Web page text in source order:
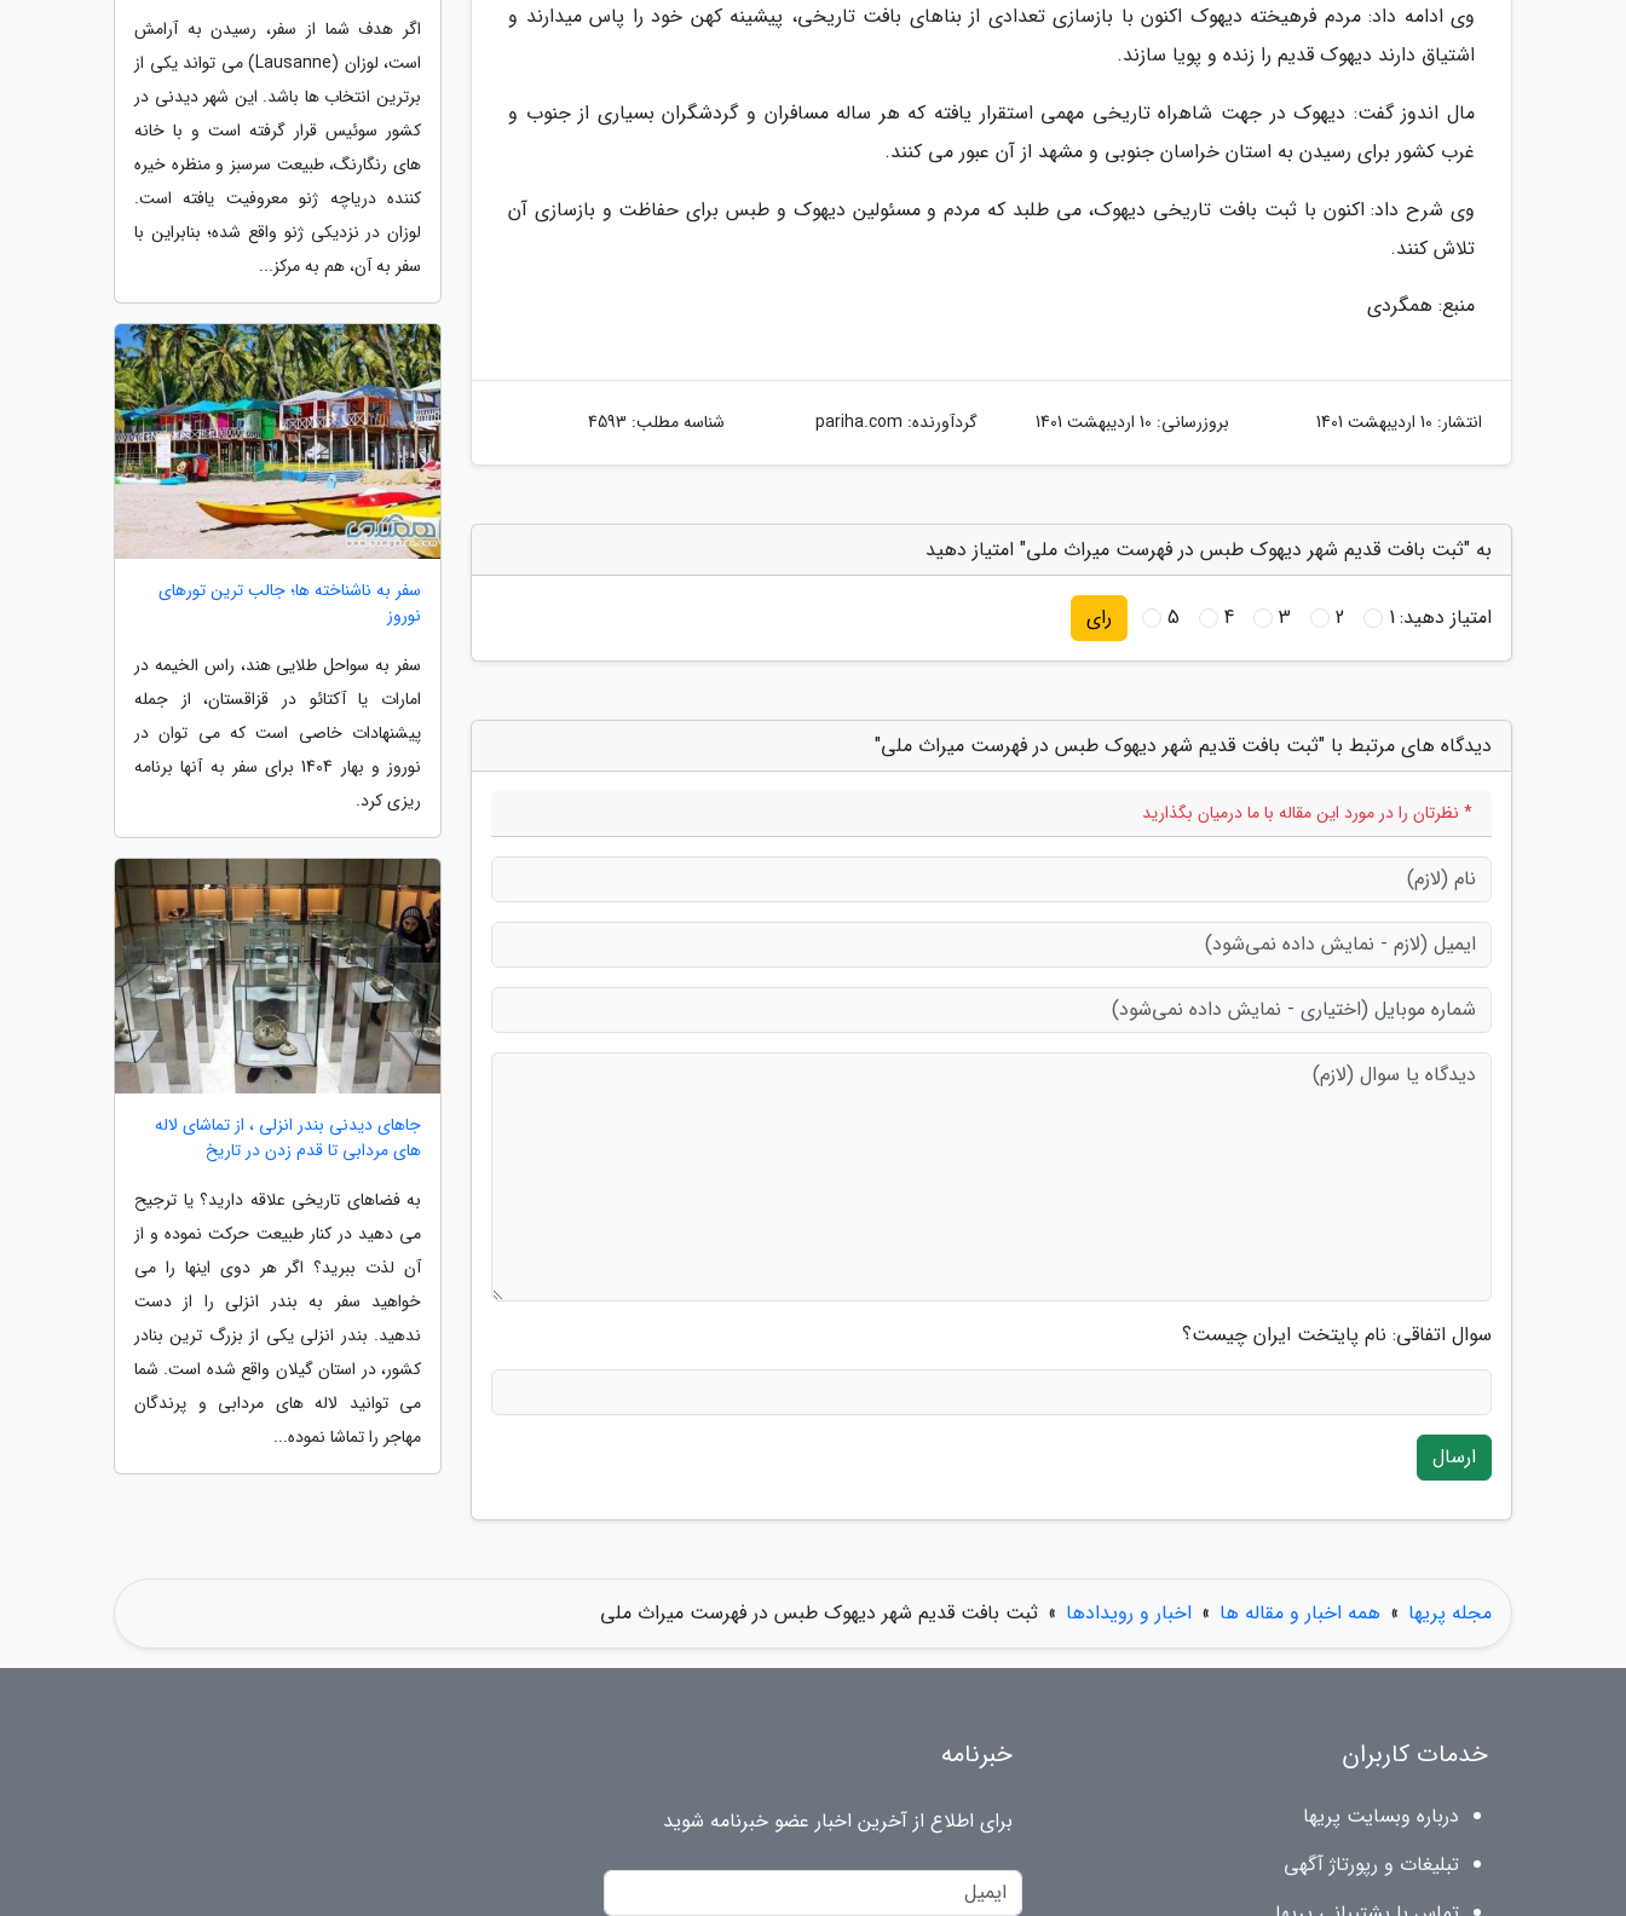
وی ادامه داد: مردم فرهیخته دیهوک اکنون با بازسازی تعدادی از بناهای بافت تاریخی، پیشینه کهن خود را پاس میدارند و
اشتیاق دارند دیهوک قدیم را زنده و پویا سازند.
مال اندوز گفت: دیهوک در جهت شاهراه تاریخی مهمی استقرار یافته که هر ساله مسافران و گردشگران بسیاری از جنوب و
غرب کشور برای رسیدن به استان خراسان جنوبی و مشهد از آن عبور می کنند.
وی شرح داد: اکنون با ثبت بافت تاریخی دیهوک، می طلبد که مردم و مسئولین دیهوک و طبس برای حفاظت و بازسازی آن
تلاش کنند.
منبع: همگردی
انتشار: 10 اردیبهشت 1401 بروزرسانی: 10 اردیبهشت 1401 گردآورنده: pariha.com شناسه مطلب: 4593
به "ثبت بافت قدیم شهر دیهوک طبس در فهرست میراث ملی" امتیاز دهید
امتیاز دهید:1
2
3
4
5 رای
دیدگاه های مرتبط با "ثبت بافت قدیم شهر دیهوک طبس در فهرست میراث ملی"
* نظرتان را در مورد این مقاله با ما درمیان بگذارید
سوال اتفاقی: نام پایتخت ایران چیست؟
ارسال
اگر هدف شما از سفر، رسیدن به آرامش
است، لوزان (Lausanne) می تواند یکی از
برترین انتخاب ها باشد. این شهر دیدنی در
کشور سوئیس قرار گرفته است و با خانه
های رنگارنگ، طبیعت سرسبز و منظره خیره
کننده دریاچه ژنو معروفیت یافته است.
لوزان در نزدیکی ژنو واقع شده؛ بنابراین با
سفر به آن، هم به مرکز...
سفر به ناشناخته ها؛ جالب ترین تورهای
نوروز
سفر به سواحل طلایی هند، راس الخیمه در
امارات یا آکتائو در قزاقستان، از جمله
پیشنهادات خاصی است که می توان در
نوروز و بهار 1404 برای سفر به آنها برنامه
ریزی کرد.
جاهای دیدنی بندر انزلی ، از تماشای لاله
های مردابی تا قدم زدن در تاریخ
به فضاهای تاریخی علاقه دارید؟ یا ترجیح
می دهید در کنار طبیعت حرکت نموده و از
آن لذت ببرید؟ اگر هر دوی اینها را می
خواهید سفر به بندر انزلی را از دست
ندهید. بندر انزلی یکی از بزرگ ترین بنادر
کشور، در استان گیلان واقع شده است. شما
می توانید لاله های مردابی و پرندگان
مهاجر را تماشا نموده...
مجله پریها » همه اخبار و مقاله ها » اخبار و رویدادها » ثبت بافت قدیم شهر دیهوک طبس در فهرست میراث ملی
خدمات کاربران
درباره وبسایت پریها
تبلیغات و رپورتاژ آگهی
خبرنامه
برای اطلاع از آخرین اخبار عضو خبرنامه شوید